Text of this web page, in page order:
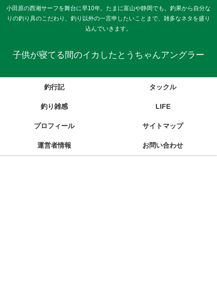
小田原の西湘サーフを舞台に早10年。たまに富山や静岡でも。釣果から自分な
りの釣り具のこだわり、釣り以外の一言申したいことまで、雑多なネタを盛り
込んでいきます。
子供が寝てる間のイカしたとうちゃんアングラー
釣行記 タックル
釣り雑感 LIFE
プロフィール サイトマップ
運営者情報 お問い合わせ